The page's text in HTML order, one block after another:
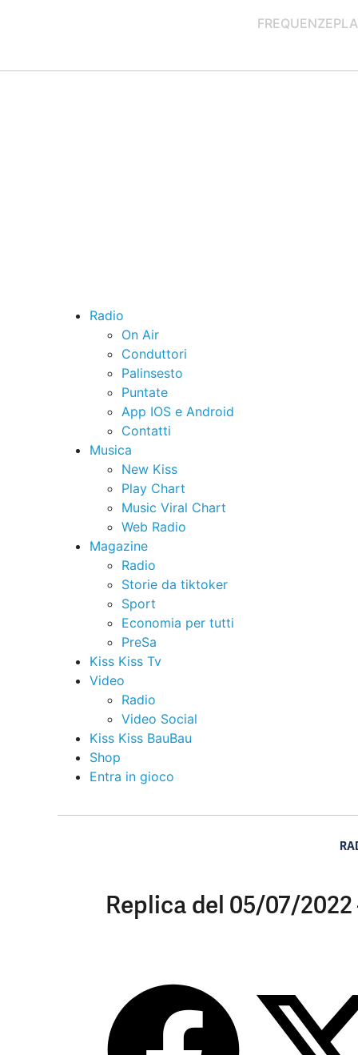
FREQUENZE
Radio
On Air
Conduttori
Palinsesto
Puntate
App IOS e Android
Contatti
Musica
New Kiss
Play Chart
Music Viral Chart
Web Radio
Magazine
Radio
Storie da tiktoker
Sport
Economia per tutti
PreSa
Kiss Kiss Tv
Video
Radio
Video Social
Kiss Kiss BauBau
Shop
Entra in gioco
Replica del 05/07/